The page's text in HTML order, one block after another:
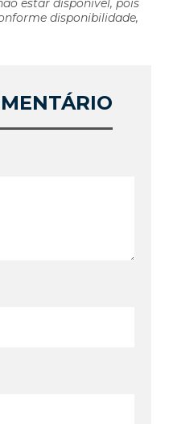
estar disponível, pois
disponibilidade,